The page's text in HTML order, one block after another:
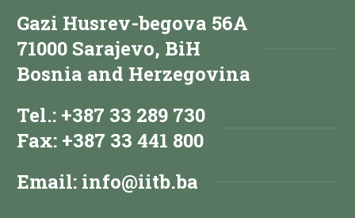
Gazi Husrev-begova 56A
71000 Sarajevo, BiH
Bosnia and Herzegovina
Tel.: +387 33 289 730
Fax: +387 33 441 800
Email: info@iitb.ba